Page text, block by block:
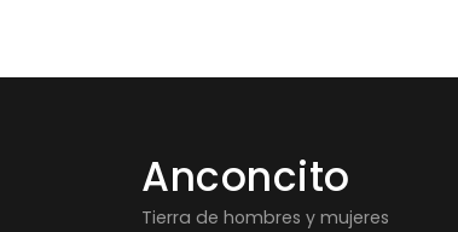
Anconcito
Tierra de hombres y mujeres